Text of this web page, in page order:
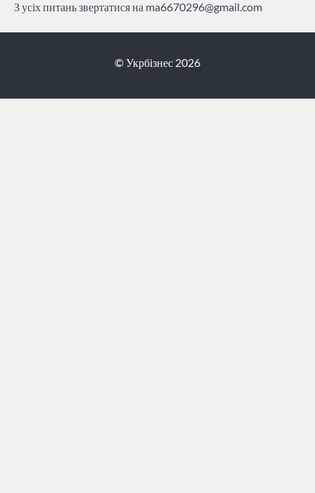
З усіх питань звертатися на ma6670296@gmail.com
© Укрбізнес 2026